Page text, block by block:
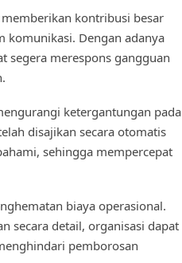
kontribusi besar
komunikasi. Dengan adanya
segera merespons gangguan
ketergantungan pada
disajikan secara otomatis
sehingga mempercepat
biaya operasional.
secara detail, organisasi dapat
pemborosan